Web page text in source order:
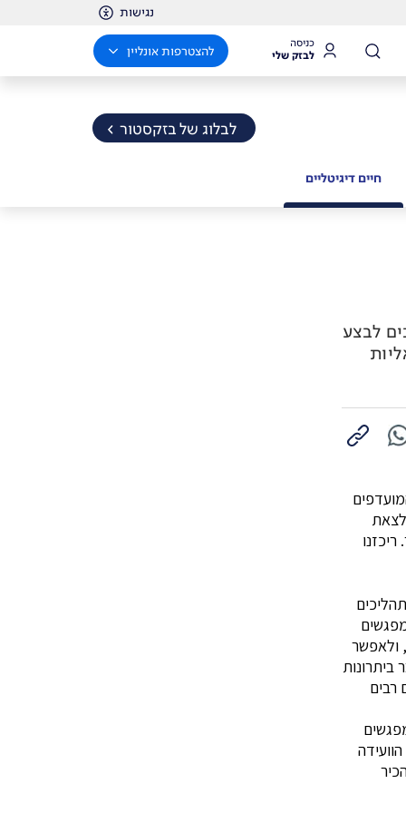
נגישות
כניסה
לבזק שלי להצטרפות אונליין
לבלוג של בזקסטור
חיים דיגיטליים
לבצע
לצאת
ולאפשר
ביתרונות
רבים